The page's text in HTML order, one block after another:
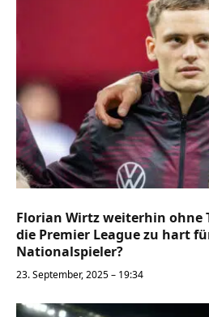
Florian Wirtz weiterhin ohne
die Premier League zu hart
Nationalspieler?
23. September, 2025 – 19:34